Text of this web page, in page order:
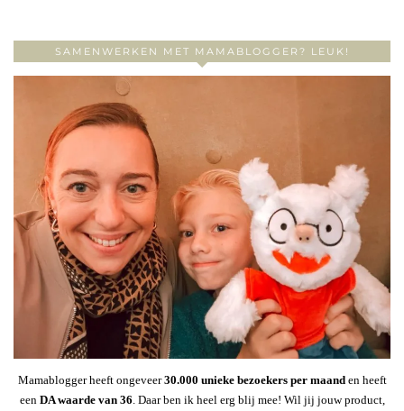
SAMENWERKEN MET MAMABLOGGER? LEUK!
Mamablogger heeft ongeveer30.000 unieke bezoekers per maanden heeft
een DA waarde van 36 . Daar ben ik heel erg blij mee! Wil jij jouw product,